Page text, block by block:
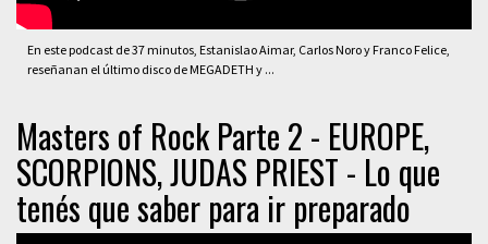
En este podcast de 37 minutos, Estanislao Aimar, Carlos Noro y Franco Felice,
reseñanan el último disco de MEGADETH y ...
Masters of Rock Parte 2 - EUROPE,
SCORPIONS, JUDAS PRIEST - Lo que
tenés que saber para ir preparado